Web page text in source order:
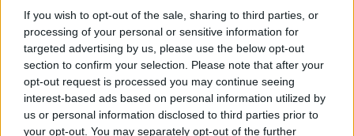
If you wish to opt-out of the sale, sharing to third parties, or
processing of your personal or sensitive information for
targeted advertising by us, please use the below opt-out
section to confirm your selection. Please note that after your
opt-out request is processed you may continue seeing
interest-based ads based on personal information utilized by
us or personal information disclosed to third parties prior to
your opt-out. You may separately opt-out of the further